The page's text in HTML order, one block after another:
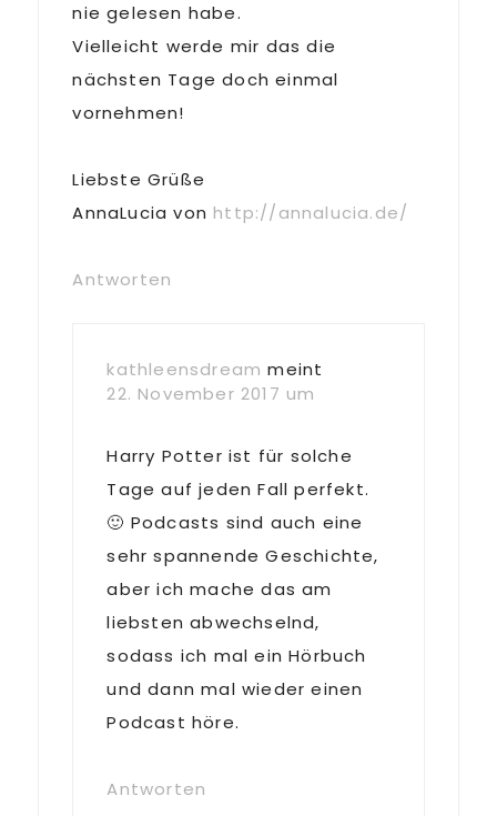
nie gelesen habe.
Vielleicht werde mir das die
nächsten Tage doch einmal
vornehmen!
Liebste Grüße
AnnaLucia von http://annalucia.de/
Antworten
kathleensdream meint
22. November 2017 um
Harry Potter ist für solche
Tage auf jeden Fall perfekt.
🙂 Podcasts sind auch eine
sehr spannende Geschichte,
aber ich mache das am
liebsten abwechselnd,
sodass ich mal ein Hörbuch
und dann mal wieder einen
Podcast höre.
Antworten